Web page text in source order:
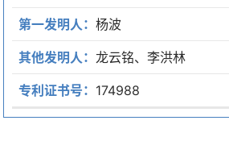
第一发明人： 杨波
其他发明人： 龙云铭、李洪林
专利证书号： 174988